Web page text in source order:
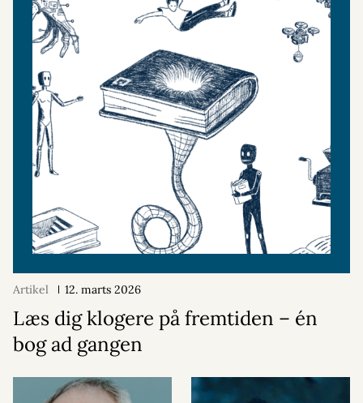
Artikel 12. marts 2026
Læs dig klogere på fremtiden – én
bog ad gangen